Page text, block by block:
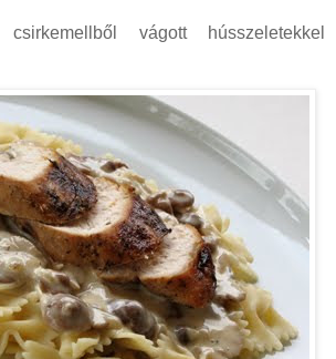
vágott hússzeletekkel